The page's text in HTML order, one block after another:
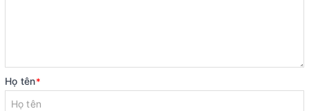
Họ tên*